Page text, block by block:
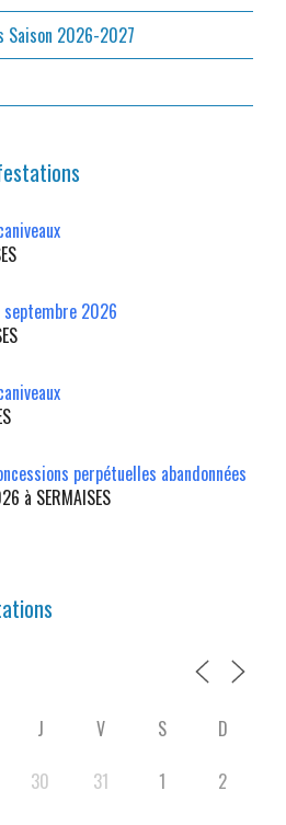
Saison 2026-2027
2026
perpétuelles abandonnées
à SERMAISES
J V S
D
30 31 1 2